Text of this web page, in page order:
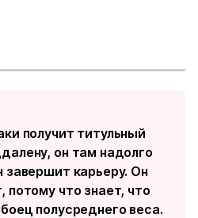
получит титульный
он там надолго
завершит карьеру. Он
потому что знает, что
полусреднего веса.